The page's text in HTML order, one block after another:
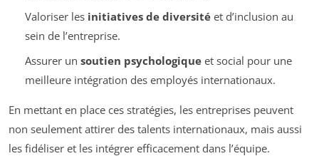
Valoriser les initiatives de diversitéet d’inclusion au
sein de l’entreprise.
Assurer un soutien psychologiqueet social pour une
meilleure intégration des employés internationaux.
En mettant en place ces stratégies, les entreprises peuvent
non seulement attirer des talents internationaux, mais aussi
les fidéliser et les intégrer efficacement dans l’équipe.